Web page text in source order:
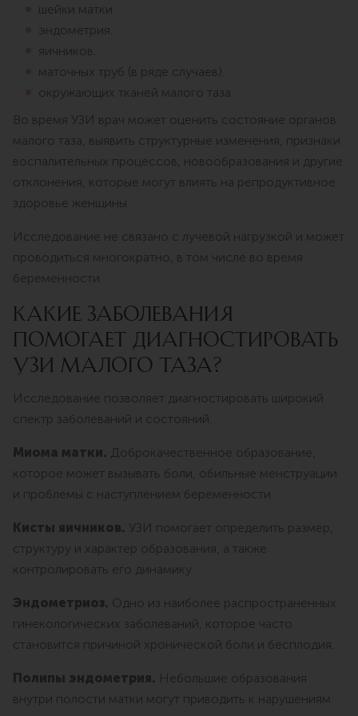
шейки матки.
эндометрия.
яичников.
маточных труб (в ряде случаев).
окружающих тканей малого таза.
Во время УЗИ врач может оценить состояние органов
малого таза, выявить структурные изменения, признаки
воспалительных процессов, новообразования и другие
отклонения, которые могут влиять на репродуктивное
здоровье женщины.
Исследование не связано с лучевой нагрузкой и может
проводиться многократно, в том числе во время
беременности.
КАКИЕ ЗАБОЛЕВАНИЯ
ПОМОГАЕТ ДИАГНОСТИРОВАТЬ
УЗИ МАЛОГО ТАЗА?
Исследование позволяет диагностировать широкий
спектр заболеваний и состояний.
Миома матки. Доброкачественное образование,
которое может вызывать боли, обильные менструации
и проблемы с наступлением беременности.
Кисты яичников. УЗИ помогает определить размер,
структуру и характер образования, а также
контролировать его динамику.
Эндометриоз. Одно из наиболее распространенных
гинекологических заболеваний, которое часто
становится причиной хронической боли и бесплодия.
Полипы эндометрия. Небольшие образования
внутри полости матки могут приводить к нарушениям